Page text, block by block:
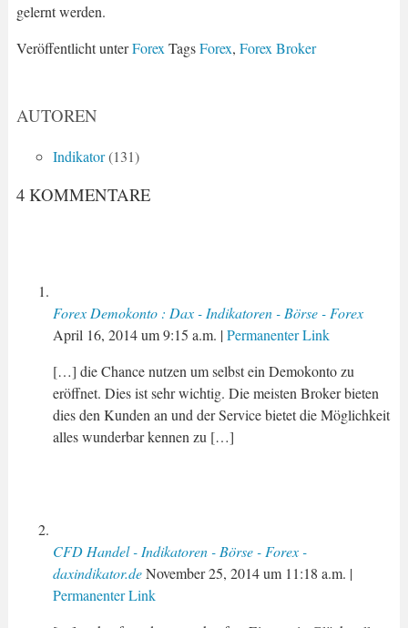
gelernt werden.
Veröffentlicht unterForex TagsForex, Forex Broker
AUTOREN
Indikator(131)
4 KOMMENTARE
Forex Demokonto : Dax - Indikatoren - Börse - Forex
April 16, 2014um9:15 a.m. |Permanenter Link
[…] die Chance nutzen um selbst ein Demokonto zu
eröffnet. Dies ist sehr wichtig. Die meisten Broker bieten
dies den Kunden an und der Service bietet die Möglichkeit
alles wunderbar kennen zu […]
CFD Handel - Indikatoren - Börse - Forex -
daxindikator.de November 25, 2014um 11:18 a.m. |
Permanenter Link